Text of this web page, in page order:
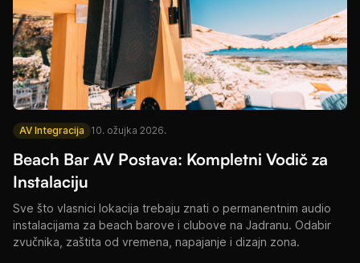
AV Integracija 10. ožujka 2026.
Beach Bar AV Postava: Kompletni Vodič za
Instalaciju
Sve što vlasnici lokacija trebaju znati o permanentnim audio
instalacijama za beach barove i clubove na Jadranu. Odabir
zvučnika, zaštita od vremena, napajanje i dizajn zona.